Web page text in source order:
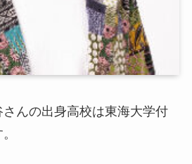
んの出身高校は東海大学付